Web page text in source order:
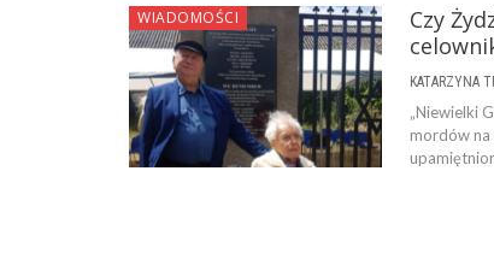
WIADOMOŚCI
Czy
„Niewielki
mordów na